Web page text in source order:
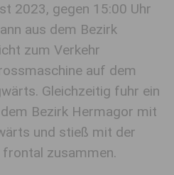
2023, gegen 15:00 Uhr
aus dem Bezirk
zum Verkehr
auf dem
Gleichzeitig fuhr ein
Bezirk Hermagor mit
und stieß mit der
zusammen.